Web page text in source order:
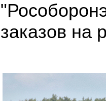
заказов на